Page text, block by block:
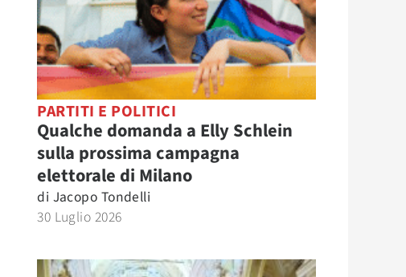
PARTITI E POLITICI
Qualche domanda a Elly Schlein
sulla prossima campagna
elettorale di Milano
di Jacopo Tondelli
30 Luglio 2026